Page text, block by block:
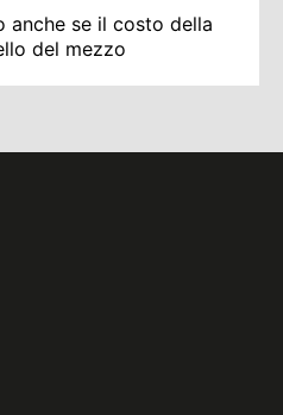
anche se il costo della
del mezzo